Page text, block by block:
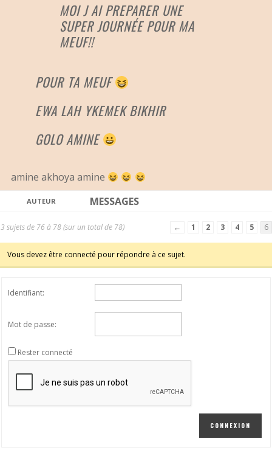
MOI J AI PREPARER UNE
SUPER JOURNÉE POUR MA
MEUF!!
POUR TA MEUF
EWA LAH YKEMEK BIKHIR
GOLO AMINE
amine akhoya amine
AUTEUR MESSAGES
3 sujets de 76 à 78 (sur un total de 78) ← 1 2 3 4 5 6
Vous devez être connecté pour répondre à ce sujet.
Identifiant:
Mot de passe:
Rester connecté
CONNEXION